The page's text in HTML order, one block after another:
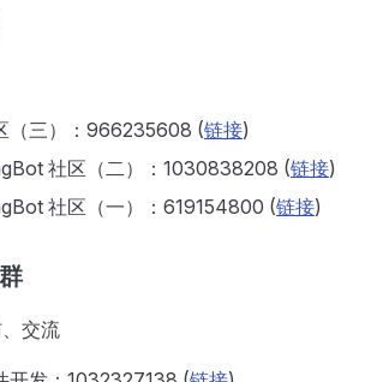
（三）：966235608 (链接)
社区（二）：1030838208 (链接)
社区（一）：619154800 (链接)
交流